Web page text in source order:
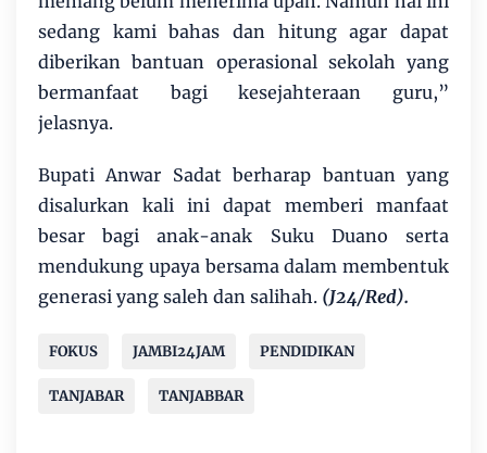
sedang kami bahas dan hitung agar dapat
diberikan bantuan operasional sekolah yang
bermanfaat bagi kesejahteraan guru,”
jelasnya.
Bupati Anwar Sadat berharap bantuan yang
disalurkan kali ini dapat memberi manfaat
besar bagi anak-anak Suku Duano serta
mendukung upaya bersama dalam membentuk
generasi yang saleh dan salihah. (J24/Red).
FOKUS JAMBI24JAM PENDIDIKAN
TANJABAR TANJABBAR